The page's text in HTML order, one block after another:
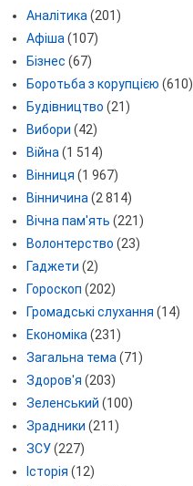
Аналітика (201)
Афіша (107)
Бізнес (67)
Боротьба з корупцією (610)
Будівництво (21)
Вибори (42)
Війна (1 514)
Вінниця (1 967)
Вінничина (2 814)
Вічна пам'ять (221)
Волонтерство (23)
Гаджети (2)
Гороскоп (202)
Громадські слухання (14)
Економіка (231)
Загальна тема (71)
Здоров'я (203)
Зеленський (100)
Зрадники (211)
ЗСУ(227)
Історія (12)